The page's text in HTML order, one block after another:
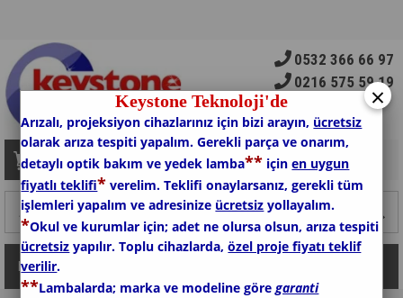
0532 366 66 97
0216 575 59 19
Sepetim 0 Ürün
Kategoriler
×
Keystone Teknoloji'de
Arızalı, projeksiyon cihazlarınız için bizi arayın, ücretsiz
olarak arıza tespiti yapalım. Gerekli parça ve onarım,
detaylı optik bakım ve yedek lamba** içinen uygun
fiyatlı teklifi* verelim. Teklifi onaylarsanız, gerekli tüm
işlemleri yapalım ve adresinize ücretsiz yollayalım.
*Okul ve kurumlar için; adet ne olursa olsun, arıza tespiti
ücretsiz yapılır. Toplu cihazlarda,özel proje fiyatı teklif
verilir.
**Lambalarda; marka ve modeline göregaranti